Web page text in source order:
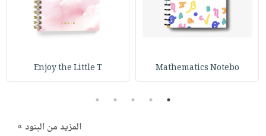
Mathematics Notebo
Enjoy the Little T
1
2
3
4
5
المزيد من البنود »